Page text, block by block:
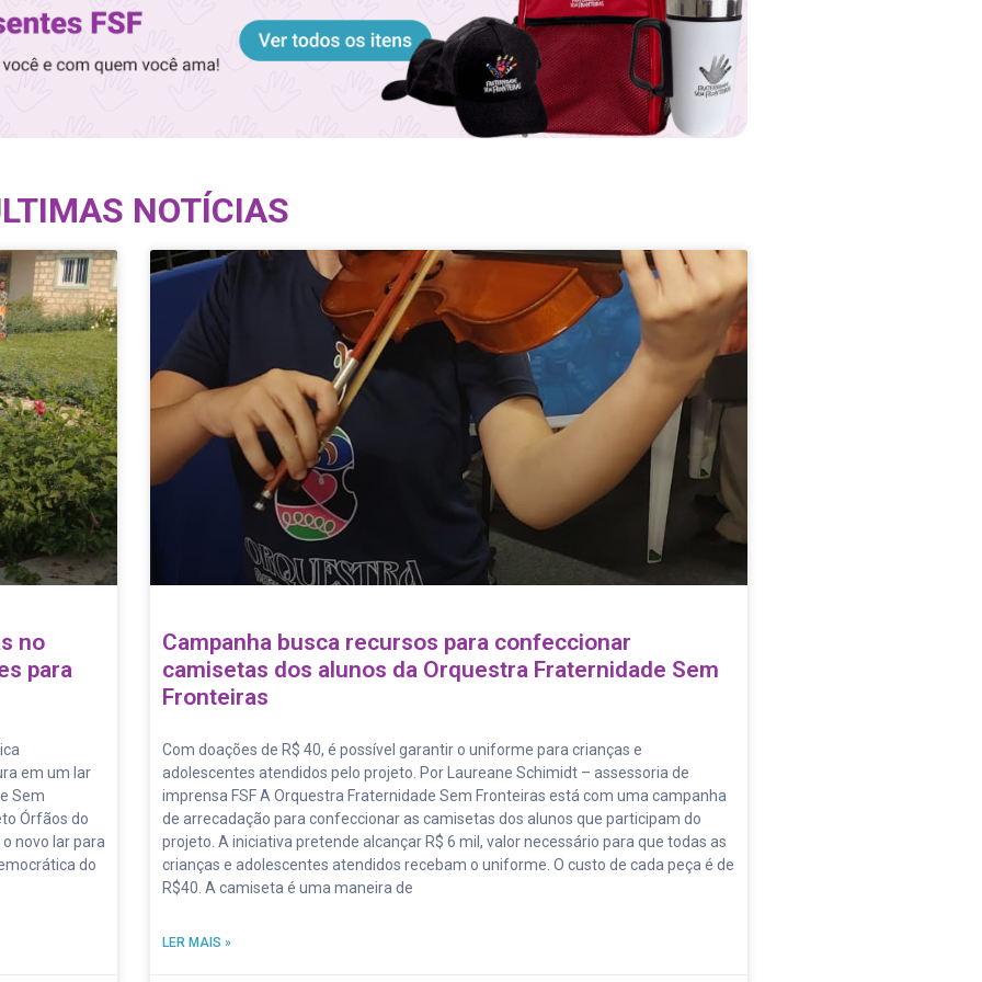
NOTÍCIAS
no
para
em um lar
Sem
Órfãos do
novo lar para
do
Campanha busca recursos para confeccionar
camisetas dos alunos da Orquestra Fraternidade Sem
Fronteiras
Com doações de R$ 40, é possível garantir o uniforme para crianças e
adolescentes atendidos pelo projeto. Por Laureane Schimidt – assessoria de
imprensa FSF A Orquestra Fraternidade Sem Fronteiras está com uma campanha
de arrecadação para confeccionar as camisetas dos alunos que participam do
projeto. A iniciativa pretende alcançar R$ 6 mil, valor necessário para que todas as
crianças e adolescentes atendidos recebam o uniforme. O custo de cada peça é de
R$40. A camiseta é uma maneira de
LER MAIS »